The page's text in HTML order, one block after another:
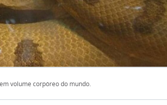
volume corpóreo do mundo.